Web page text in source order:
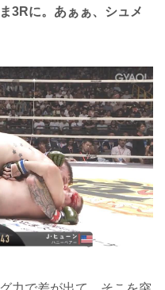
3Rに。あぁぁ、シュメ